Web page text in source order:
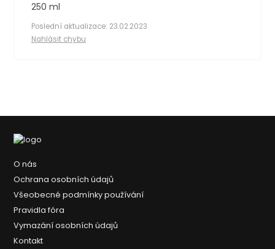
250 ml
Poslední aktualizace: 23.02.2023
Nahlásit chybu
O nás
Ochrana osobních údajů
Všeobecné podmínky používání
Pravidla fóra
Vymazání osobních údajů
Kontakt